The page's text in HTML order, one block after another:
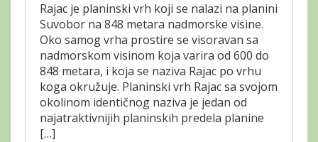
Rajac je planinski vrh koji se nalazi na planini
Suvobor na 848 metara nadmorske visine.
Oko samog vrha prostire se visoravan sa
nadmorskom visinom koja varira od 600 do
848 metara, i koja se naziva Rajac po vrhu
koga okružuje. Planinski vrh Rajac sa svojom
okolinom identičnog naziva je jedan od
najatraktivnijih planinskih predela planine
[…]